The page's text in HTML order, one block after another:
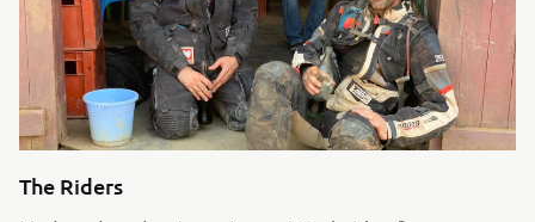
The Riders